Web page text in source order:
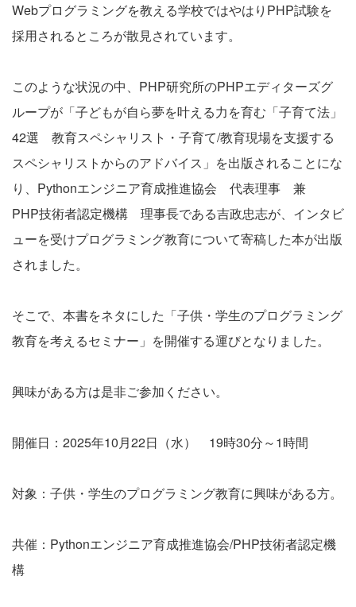
Webプログラミングを教える学校ではやはりPHP試験を
採用されるところが散見されています。
このような状況の中、PHP研究所のPHPエディターズグ
ループが「子どもが自ら夢を叶える力を育む「子育て法」
42選 教育スペシャリスト・子育て/教育現場を支援する
スペシャリストからのアドバイス」を出版されることにな
り、Pythonエンジニア育成推進協会 代表理事 兼
PHP技術者認定機構 理事長である吉政忠志が、インタビ
ューを受けプログラミング教育について寄稿した本が出版
されました。
そこで、本書をネタにした「子供・学生のプログラミング
教育を考えるセミナー」を開催する運びとなりました。
興味がある方は是非ご参加ください。
開催日：2025年10月22日（水） 19時30分～1時間
対象：子供・学生のプログラミング教育に興味がある方。
共催：Pythonエンジニア育成推進協会/PHP技術者認定機
構